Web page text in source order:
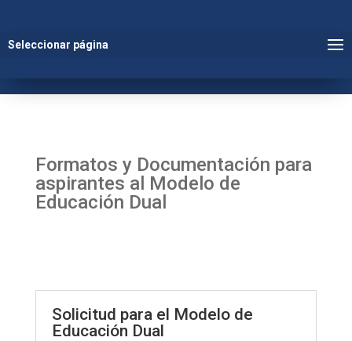
Seleccionar página
Formatos y Documentación para
aspirantes al Modelo de
Educación Dual
Solicitud para el Modelo de
Educación Dual